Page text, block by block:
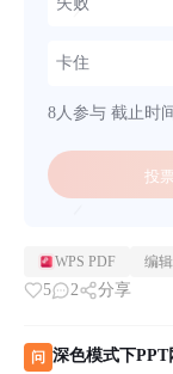
卡住
8人参与 截止时
投票
WPS PDF 编
5 2 分享
问 深色模式下